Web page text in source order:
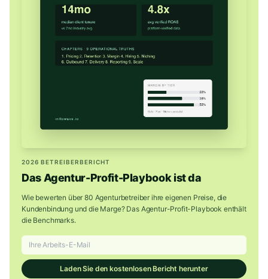
2026 BETREIBERBERICHT
Das Agentur-Profit-Playbook ist da
Wie bewerten über 80 Agenturbetreiber ihre eigenen Preise, die
Kundenbindung und die Marge? Das Agentur-Profit-Playbook enthält
die Benchmarks.
Laden Sie den kostenlosen Bericht herunter